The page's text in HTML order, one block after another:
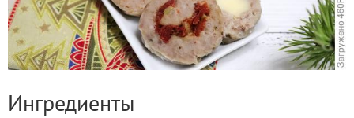
Ингредиенты